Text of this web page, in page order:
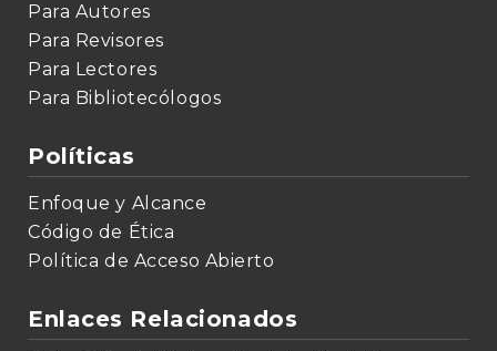
Para Autores
Para Revisores
Para Lectores
Para Bibliotecólogos
Políticas
Enfoque y Alcance
Código de Ética
Política de Acceso Abierto
Enlaces Relacionados